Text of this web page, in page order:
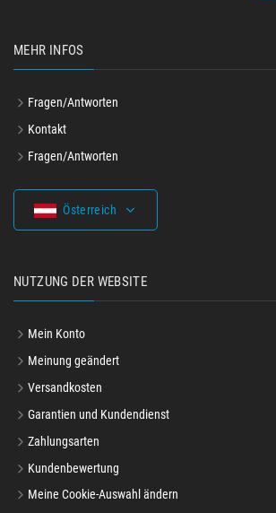
MEHR INFOS
Fragen/Antworten
Kontakt
Fragen/Antworten
Österreich
NUTZUNG DER WEBSITE
Mein Konto
Meinung geändert
Versandkosten
Garantien und Kundendienst
Zahlungsarten
Kundenbewertung
Meine Cookie-Auswahl ändern